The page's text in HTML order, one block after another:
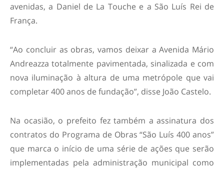
avenidas, a Daniel de La Touche e a São Luís Rei de
França.
“Ao concluir as obras, vamos deixar a Avenida Mário
Andreazza totalmente pavimentada, sinalizada e com
nova iluminação à altura de uma metrópole que vai
completar 400 anos de fundação”, disse João Castelo.
Na ocasião, o prefeito fez também a assinatura dos
contratos do Programa de Obras “São Luís 400 anos”
que marca o início de uma série de ações que serão
implementadas pela administração municipal como